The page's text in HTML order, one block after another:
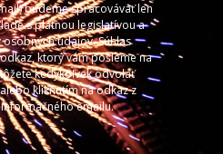
budeme spracovávať len
s platnou legislatívou a
údajov. Súhlas
ktorý vám pošleme na
kedykoľvek odvolať
kliknutím na odkaz z
emailu.